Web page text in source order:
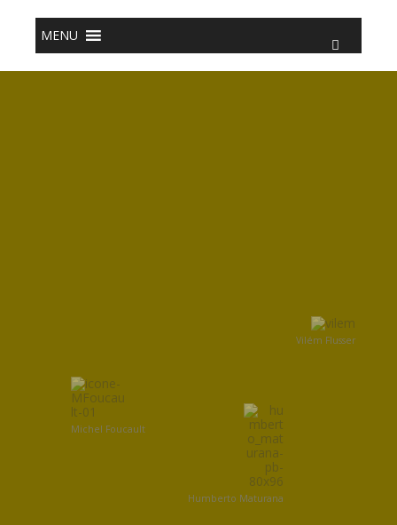
conteúdo
MENU
Michel Foucault
Vilém Flusser
Humberto Maturana